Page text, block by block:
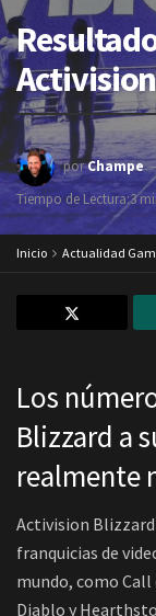
porChampe
Tiempo de Lectura:3
Inicio Actualidad
Los
Blizzard a
realmente
Activision Blizzard
franquicias de
mundo, como
Diablo y